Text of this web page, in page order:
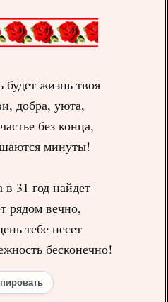
будет жизнь твоя
добра, уюта,
без конца,
минуты!
в 31 год найдет
рядом вечно,
тебе несет
бесконечно!